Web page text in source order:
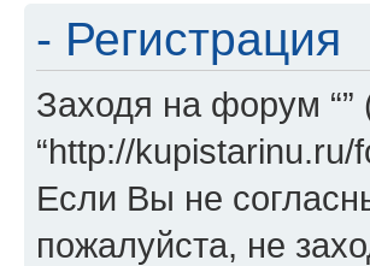
- Регистрация
Заходя на форум
“http://
Если Вы не
пожалуйста, не